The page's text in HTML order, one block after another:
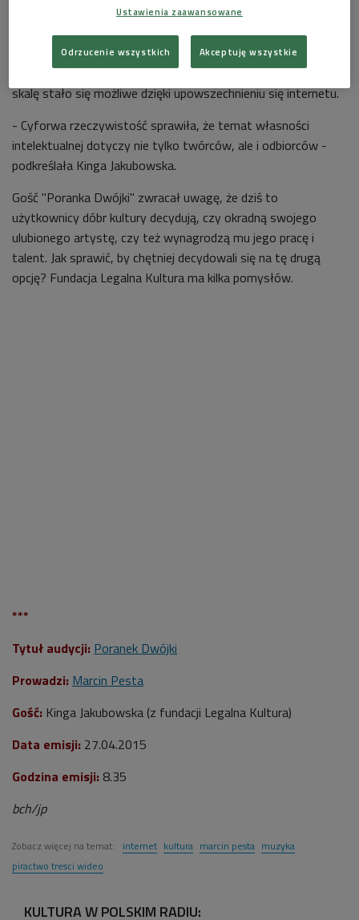
Pod hasłem "Get Up. Stand Up. For Music" po raz 15.
obchodzony był Światowy Dzień Własności Intelektualnej.
Święto ustanowiono w 2000 roku w obronie kultury i jej
twórców. Naruszanie ich praw na niespotykaną wcześniej
skalę stało się możliwe dzięki upowszechnieniu się internetu.
- Cyforwa rzeczywistość sprawiła, że temat własności
intelektualnej dotyczy nie tylko twórców, ale i odbiorców -
podkreślała Kinga Jakubowska.
Gość "Poranka Dwójki" zwracał uwagę, że dziś to
użytkownicy dóbr kultury decydują, czy okradną swojego
ulubionego artystę, czy też wynagrodzą mu jego pracę i
talent. Jak sprawić, by chętniej decydowali się na tę drugą
opcję? Fundacja Legalna Kultura ma kilka pomysłów.
***
Tytuł audycji: Poranek Dwójki
Prowadzi: Marcin Pesta
Gość: Kinga Jakubowska (z fundacji Legalna Kultura)
Data emisji: 27.04.2015
Godzina emisji: 8.35
bch/jp
Zobacz więcej na temat: internet kultura marcin pesta muzyka
piractwo tresci wideo
KULTURA W POLSKIM RADIU:
Ustawienia zaawansowane
Odrzucenie wszystkich Akceptuję wszystkie